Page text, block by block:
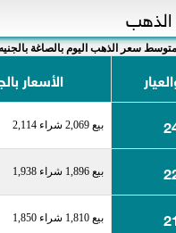
الذهب
متوسط سعر الذهب اليوم بالصاغة
الأسعار
بيع 2,069 شراء 2,114
بيع 1,896 شراء 1,938
بيع 1,810 شراء 1,850